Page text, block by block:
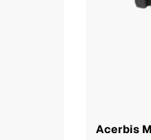
Acerbis